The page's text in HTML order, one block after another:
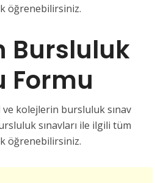
öğrenebilirsiniz.
Bursluluk
Formu
ve kolejlerin bursluluk sınav
sınavları ile ilgili tüm
öğrenebilirsiniz.